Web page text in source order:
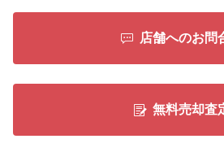
店舗へのお問
無料売却査